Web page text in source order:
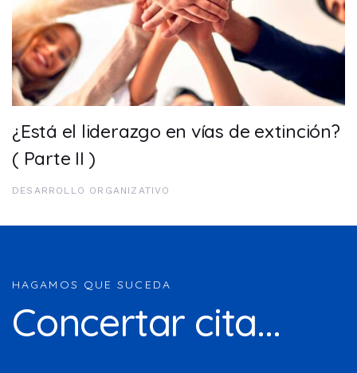
¿Está el liderazgo en vías de extinción?
( Parte II )
DESARROLLO ORGANIZATIVO
HAGAMOS QUE SUCEDA
Concertar cita...